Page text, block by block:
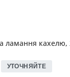
ламання
УТОЧНЯЙТЕ